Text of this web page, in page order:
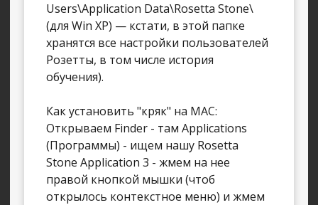
Users\Application Data\Rosetta Stone\
(для Win XP) — кстати, в этой папке
хранятся все настройки пользователей
Розетты, в том числе история
обучения).
Как установить "кряк" на MAC:
Открываем Finder - там Applications
(Программы) - ищем нашу Rosetta
Stone Application 3 - жмем на нее
правой кнопкой мышки (чтоб
открылось контекстное меню) и жмем